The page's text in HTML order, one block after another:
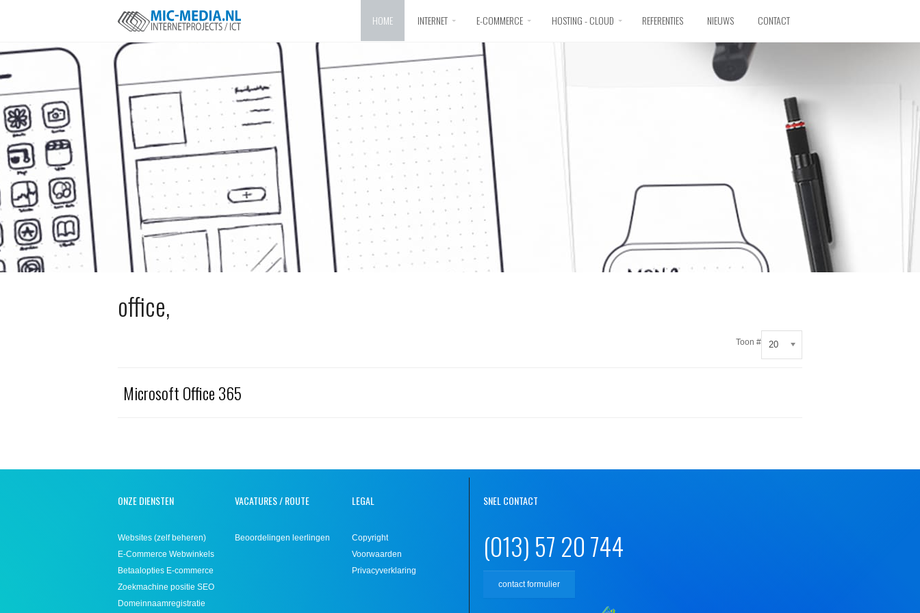
HOME INTERNET E-COMMERCE HOSTING - CLOUD REFERENTIES NIEUWS CONTACT
office,
Toon # 20
Microsoft Office 365
ONZE DIENSTEN
Websites (zelf beheren)
E-Commerce Webwinkels
Betaalopties E-commerce
Zoekmachine positie SEO
Domeinnaamregistratie
VACATURES / ROUTE
Beoordelingen leerlingen
LEGAL
Copyright
Voorwaarden
Privacyverklaring
SNEL CONTACT
(013) 57 20 744
contact formulier